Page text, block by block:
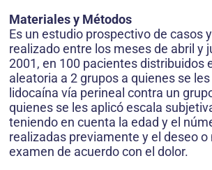
Materiales y Métodos
Es un estudio prospectivo de casos
realizado entre los meses de abril y
2001, en 100 pacientes distribuidos
aleatoria a 2 grupos a quienes se
lidocaína vía perineal contra un
quienes se les aplicó escala
teniendo en cuenta la edad y el
realizadas previamente y el deseo o
examen de acuerdo con el dolor.